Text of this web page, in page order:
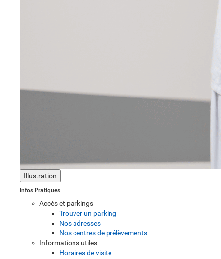
Illustration
Infos Pratiques
Accès et parkings
Trouver un parking
Nos adresses
Nos centres de prélèvements
Informations utiles
Horaires de visite